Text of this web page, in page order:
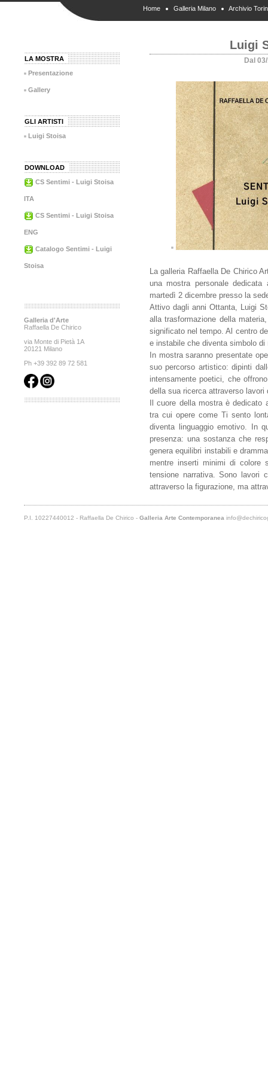
Home Galleria Milano Archivio
LA MOSTRA
Presentazione
Gallery
GLI ARTISTI
Luigi Stoisa
DOWNLOAD
CS Sentimi - Luigi Stoisa
ITA
CS Sentimi - Luigi Stoisa
ENG
Catalogo Sentimi - Luigi
Stoisa
Galleria d'Arte
Raffaella De Chirico
via Monte di Pietà 1A
20121 Milano
Ph +39 392 89 72 581
Luigi
Dal
La galleria Raffaella De Chirico
una mostra personale dedicata
martedì 2 dicembre presso la
Attivo dagli anni Ottanta, Luigi
alla trasformazione della
significato nel tempo. Al centro
e instabile che diventa simbolo
In mostra saranno presentate
suo percorso artistico: dipinti
intensamente poetici, che
della sua ricerca attraverso
Il cuore della mostra è
tra cui opere come Ti sento
diventa linguaggio emotivo. In
presenza: una sostanza che
genera equilibri instabili e
mentre inserti minimi di colore
tensione narrativa. Sono lavori
attraverso la figurazione, ma
P.I. 10227440012 - Raffaella De Chirico - Galleria Arte Contemporanea